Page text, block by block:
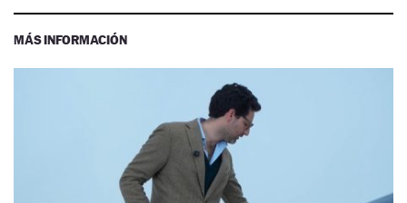
MÁS INFORMACIÓN